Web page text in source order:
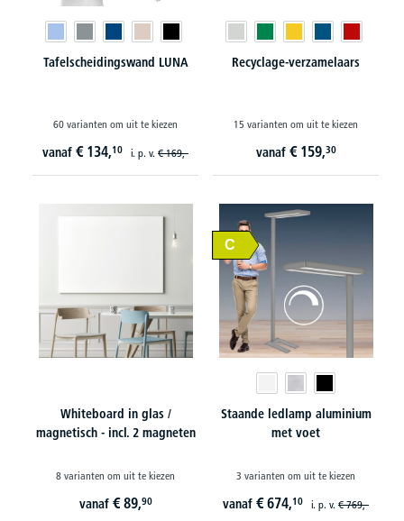
Tafelscheidingswand LUNA
60 varianten om uit te kiezen
vanaf € 134,10 i. p. v. € 169,-
Recyclage-verzamelaars
15 varianten om uit te kiezen
vanaf € 159,30
Whiteboard in glas /
magnetisch - incl. 2 magneten
8 varianten om uit te kiezen
vanaf € 89,90
C
Staande ledlamp aluminium
met voet
3 varianten om uit te kiezen
vanaf € 674,10 i. p. v. € 769,-